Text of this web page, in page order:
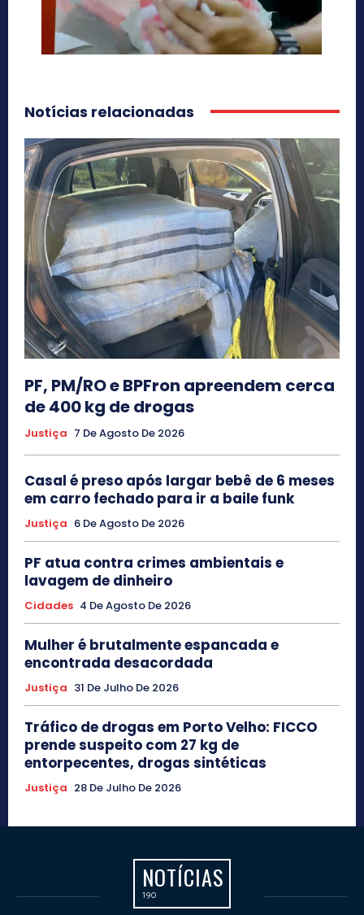
Notícias relacionadas
PF, PM/RO e BPFron apreendem cerca
de 400 kg de drogas
Justiça 7 De Agosto De 2026
Casal é preso após largar bebê de 6 meses
em carro fechado para ir a baile funk
Justiça 6 De Agosto De 2026
PF atua contra crimes ambientais e
lavagem de dinheiro
Cidades 4 De Agosto De 2026
Mulher é brutalmente espancada e
encontrada desacordada
Justiça 31 De Julho De 2026
Tráfico de drogas em Porto Velho: FICCO
prende suspeito com 27 kg de
entorpecentes, drogas sintéticas
Justiça 28 De Julho De 2026
NOTÍCIAS
190